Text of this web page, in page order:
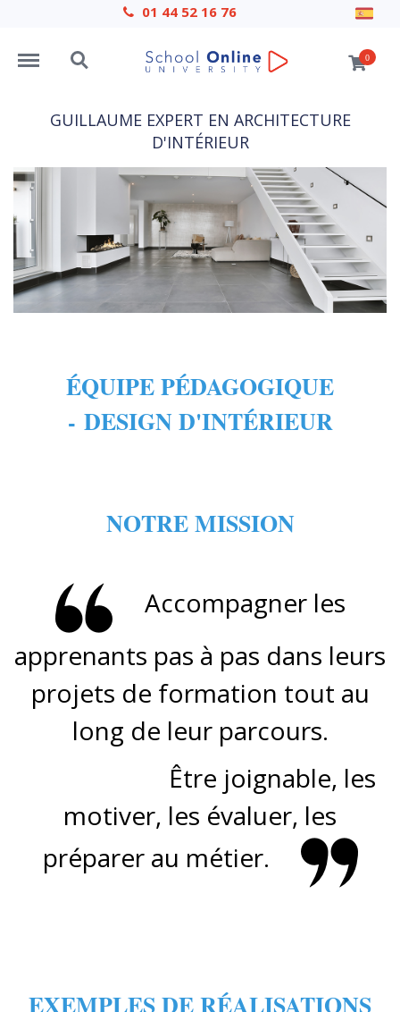
01 44 52 16 76
Menu Search 0
GUILLAUME EXPERT EN ARCHITECTURE
D'INTÉRIEUR
ÉQUIPE PÉDAGOGIQUE
- DESIGN D'INTÉRIEUR
NOTRE MISSION
Accompagner les
apprenants pas à pas dans leurs
projets de formation tout au
long de leur parcours.
Être joignable, les
motiver, les évaluer, les
préparer au métier.
EXEMPLES DE RÉALISATIONS